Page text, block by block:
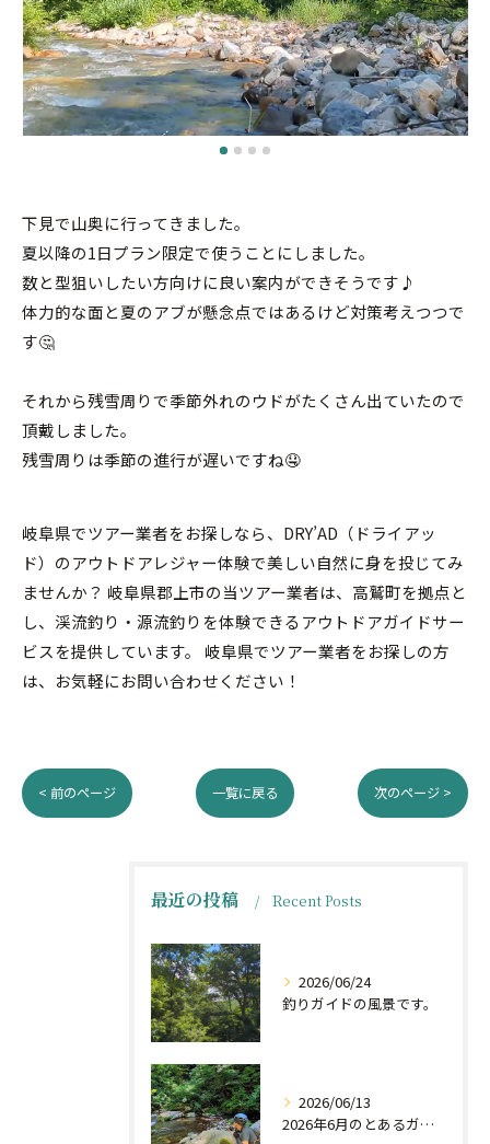
下見で山奥に行ってきました。
夏以降の1日プラン限定で使うことにしました。
数と型狙いしたい方向けに良い案内ができそうです♪
体力的な面と夏のアブが懸念点ではあるけど対策考えつつで
す🤔
それから残雪周りで季節外れのウドがたくさん出ていたので
頂戴しました。
残雪周りは季節の進行が遅いですね🤤
岐阜県でツアー業者をお探しなら、DRY’AD（ドライアッ
ド）のアウトドアレジャー体験で美しい自然に身を投じてみ
ませんか？ 岐阜県郡上市の当ツアー業者は、高鷲町を拠点と
し、渓流釣り・源流釣りを体験できるアウトドアガイドサー
ビスを提供しています。 岐阜県でツアー業者をお探しの方
は、お気軽にお問い合わせください！
< 前のページ 一覧に戻る 次のページ >
最近の投稿 Recent Posts
2026/06/24
釣りガイドの風景です。
2026/06/13
2026年6月のとあるガイドの日をちら見せ。